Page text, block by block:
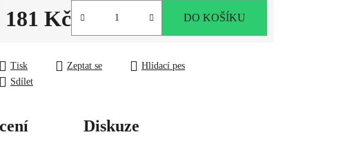
181 Kč DO KOŠÍKU
Tisk Zeptat se
Hlídací pes
Sdílet
Diskuze